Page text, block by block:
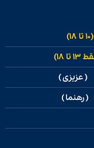
( عزیزی )
( رهنما )